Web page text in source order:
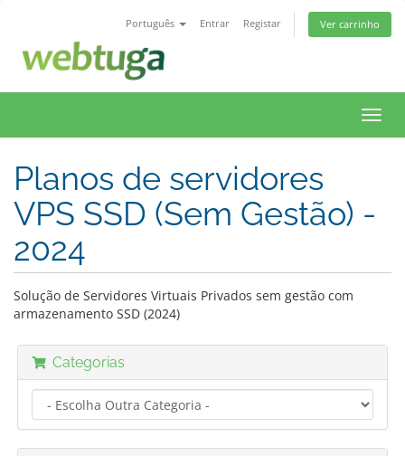
Português Entrar Registar Ver carrinho
Planos de servidores
VPS SSD (Sem Gestão) -
2024
Solução de Servidores Virtuais Privados sem gestão com
armazenamento SSD (2024)
Categorias